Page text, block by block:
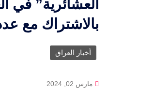
العشائرية” في
بالاشتراك مع
أخبار العراق
مارس 02, 2024